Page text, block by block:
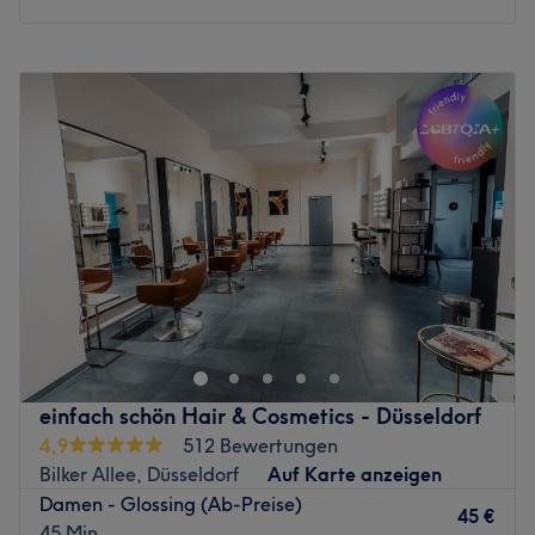
der Georgios Isaak Hairlounge verwöhnen – Ihr neues
Lieblingsgefühl für Haare und Stil erwartet Sie. Wir
freuen uns, Sie bald bei uns willkommen zu heißen!
Zurück zur Salonansicht
15:00
15:00
Donnerstag
09:00–15:00
Freitag
09:00 –15:00
Samstag
09:00–18:00
Sonntag
Geschlossen
Magnifique Raw Hair & Beauty
in der Düsseldorfer
Altstadt ist Ihre exklusive Adresse für erstklassiges
Hairstyling und professionelles Make-up. Der Salon von
Friseurmeisterin und Make-up-Artistin Regina besticht
durch ein ganz besonderes Konzept: Hier steht die
„Private Single-Client Session“im Vordergrund. Während
Ihrer Behandlung gehört die volle Aufmerksamkeit ganz
Ihnen – für maximale Privatsphäre und eine entspannte
Wohlfühlatmosphäre ohne Hektik.
einfach schön Hair & Cosmetics - Düsseldorf
4,9
512 Bewertungen
Bilker Allee, Düsseldorf
Auf Karte anzeigen
Damen - Glossing (Ab-Preise)
45 €